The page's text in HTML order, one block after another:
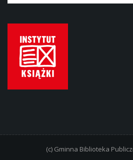
(c) Gminna Biblioteka